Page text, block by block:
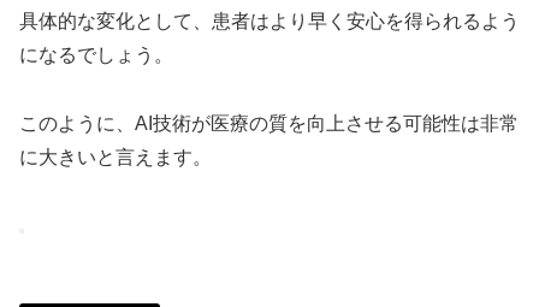
具体的な変化として、患者はより早く安心を得られるよう
になるでしょう。
このように、AI技術が医療の質を向上させる可能性は非常
に大きいと言えます。